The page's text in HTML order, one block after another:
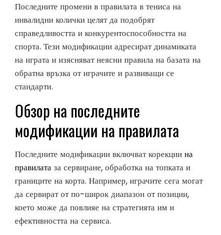
Последните промени в правилата в тениса на
инвалидни колички целят да подобрят
справедливостта и конкурентоспособността на
спорта. Тези модификации адресират динамиката
на играта и изясняват неясни правила на базата на
обратна връзка от играчите и развиващи се
стандарти.
Обзор на последните
модификации на правилата
Последните модификации включват корекции на
правилата за сервиране, обработка на топката и
границите на корта. Например, играчите сега могат
да сервират от по-широк диапазон от позиции,
което може да повлияе на стратегията им и
ефективността на сервиса.